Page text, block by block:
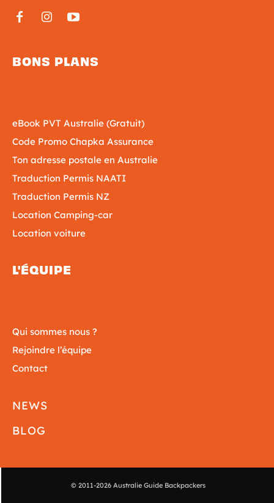
BONS PLANS
eBook PVT Australie (Gratuit)
Code Promo Chapka Assurance
Ton adresse postale en Australie
Traduction Permis NAATI
Traduction Permis NZ
Location Camping-car
Location voiture
L'ÉQUIPE
Qui sommes nous ?
Rejoindre l’équipe
Contact
NEWS
BLOG
© 2011-2026 Australie Guide Backpackers